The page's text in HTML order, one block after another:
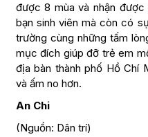
được 8 mùa và nhận
bạn sinh viên mà còn có
trường cùng những tấm
mục đích giúp đỡ trẻ em
địa bàn thành phố Hồ Chí
và ấm no hơn.
An Chi
(Nguồn: Dân trí)